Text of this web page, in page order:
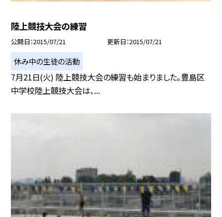
陸上競技大会の練習
公開日 2015/07/21 更新日 2015/07/21
休み中の生徒の活動
7月21日(火) 陸上競技大会の練習も始まりました。豊島区
中学校陸上競技大会は、...